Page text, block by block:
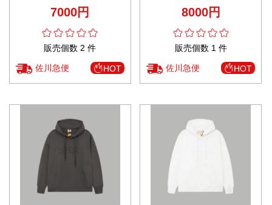
7000円
販売個数 2 件
佐川急便 HOT
8000円
販売個数 1 件
佐川急便 HOT